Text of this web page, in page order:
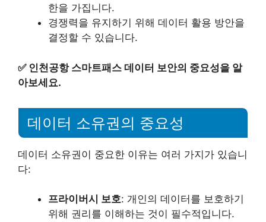
한을 가집니다.
경쟁력을 유지하기 위해 데이터 활용 방안을
결정할 수 있습니다.
✅ 인천공항 스마트패스 데이터 보안의 중요성을 알
아보세요.
데이터 소유권의 중요성
데이터 소유권이 중요한 이유는 여러 가지가 있습니
다:
프라이버시 보호: 개인의 데이터를 보호하기
위해 권리를 이해하는 것이 필수적입니다.